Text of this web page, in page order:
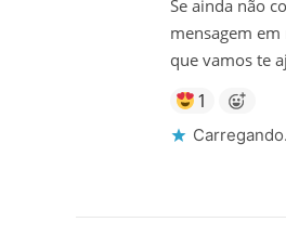
Se ainda não
mensagem em
que vamos te
1